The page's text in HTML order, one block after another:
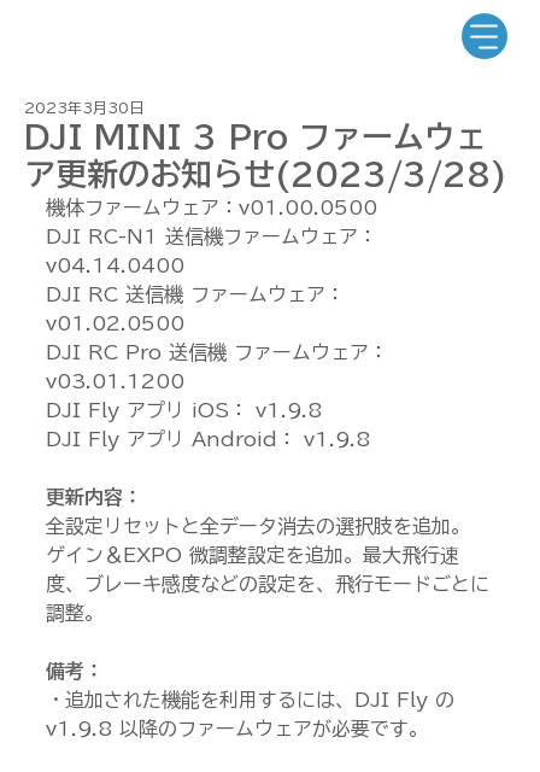
DJI MINI 3 Pro ファームウェ
ア更新のお知らせ(2023/3/28)
2023年3月30日
機体ファームウェア：v01.00.0500
DJI RC-N1 送信機ファームウェア：
v04.14.0400
DJI RC 送信機 ファームウェア：
v01.02.0500
DJI RC Pro 送信機 ファームウェア：
v03.01.1200
DJI Fly アプリ iOS： v1.9.8
DJI Fly アプリ Android： v1.9.8
更新内容：
全設定リセットと全データ消去の選択肢を追加。
ゲイン＆EXPO 微調整設定を追加。最大飛行速
度、ブレーキ感度などの設定を、飛行モードごとに
調整。
備考：
・追加された機能を利用するには、DJI Fly の
v1.9.8 以降のファームウェアが必要です。